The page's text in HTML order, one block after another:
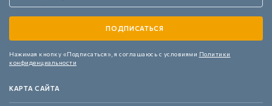
Нажимая кнопку «Подписаться», я соглашаюсь с условиями Политики
конфиденциальности
КАРТА САЙТА